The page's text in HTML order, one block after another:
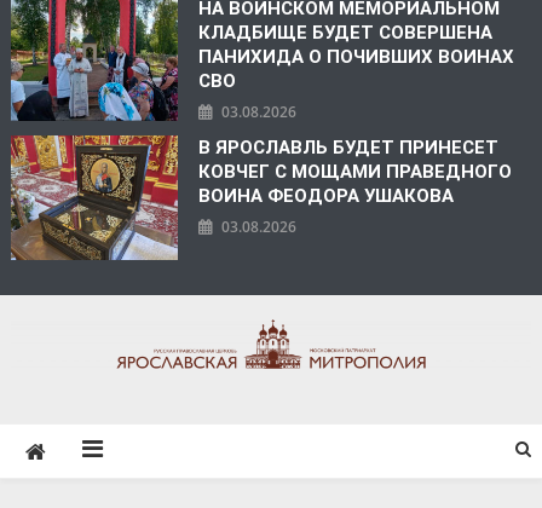
НА ВОИНСКОМ МЕМОРИАЛЬНОМ
КЛАДБИЩЕ БУДЕТ СОВЕРШЕНА
ПАНИХИДА О ПОЧИВШИХ ВОИНАХ
СВО
03.08.2026
В ЯРОСЛАВЛЬ БУДЕТ ПРИНЕСЕТ
КОВЧЕГ С МОЩАМИ ПРАВЕДНОГО
ВОИНА ФЕОДОРА УШАКОВА
03.08.2026